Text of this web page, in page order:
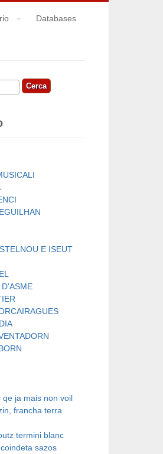
Databases
E ISEUT
qe ja mais non voil
francha terra
termini blanc
sazos